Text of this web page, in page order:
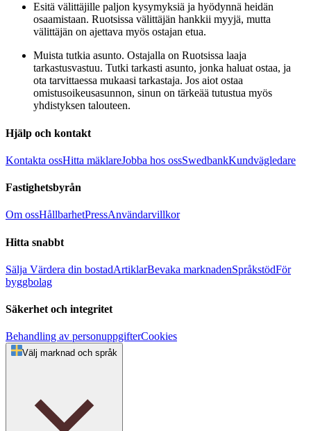
Esitä välittäjille paljon kysymyksiä ja hyödynnä heidän
osaamistaan. Ruotsissa välittäjän hankkii myyjä, mutta
välittäjän on ajettava myös ostajan etua.
Muista tutkia asunto. Ostajalla on Ruotsissa laaja
tarkastusvastuu. Tutki tarkasti asunto, jonka haluat ostaa, ja
ota tarvittaessa mukaasi tarkastaja. Jos aiot ostaa
omistusoikeusasunnon, sinun on tärkeää tutustua myös
yhdistyksen talouteen.
Hjälp och kontakt
Kontakta ossHitta mäklareJobba hos ossSwedbankKundvägledare
Fastighetsbyrån
Om ossHållbarhetPressAnvändarvillkor
Hitta snabbt
Sälja Värdera din bostadArtiklarBevaka marknadenSpråkstödFör
byggbolag
Säkerhet och integritet
Behandling av personuppgifterCookies
Välj marknad och språk